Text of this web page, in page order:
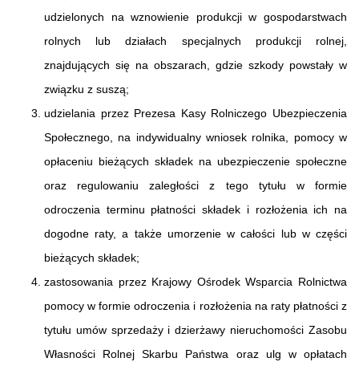
udzielonych na wznowienie produkcji w gospodarstwach
rolnych lub działach specjalnych produkcji rolnej,
znajdujących się na obszarach, gdzie szkody powstały w
związku z suszą;
udzielania przez Prezesa Kasy Rolniczego Ubezpieczenia
Społecznego, na indywidualny wniosek rolnika, pomocy w
opłaceniu bieżących składek na ubezpieczenie społeczne
oraz regulowaniu zaległości z tego tytułu w formie
odroczenia terminu płatności składek i rozłożenia ich na
dogodne raty, a także umorzenie w całości lub w części
bieżących składek;
zastosowania przez Krajowy Ośrodek Wsparcia Rolnictwa
pomocy w formie odroczenia i rozłożenia na raty płatności z
tytułu umów sprzedaży i dzierżawy nieruchomości Zasobu
Własności Rolnej Skarbu Państwa oraz ulg w opłatach